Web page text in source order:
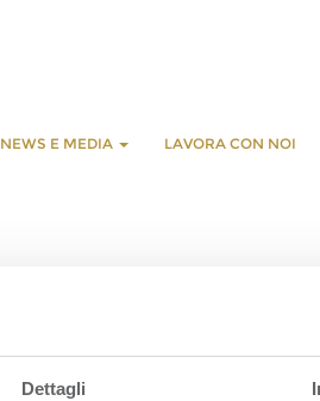
Dettagli
NEWS E MEDIA LAVORA CON NOI